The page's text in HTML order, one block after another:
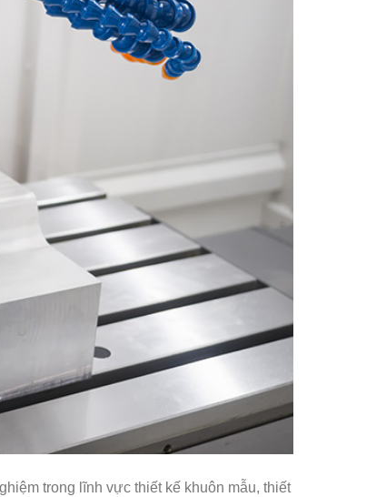
trong lĩnh vực thiết kế khuôn mẫu, thiết